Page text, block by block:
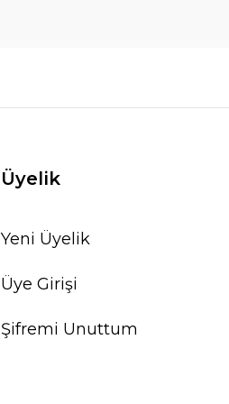
Üyelik
Yeni Üyelik
Üye Girişi
Şifremi Unuttum